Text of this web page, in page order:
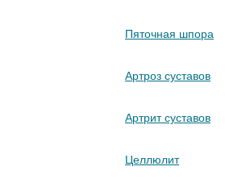
Пяточная шпора
Артроз суставов
Артрит суставов
Целлюлит